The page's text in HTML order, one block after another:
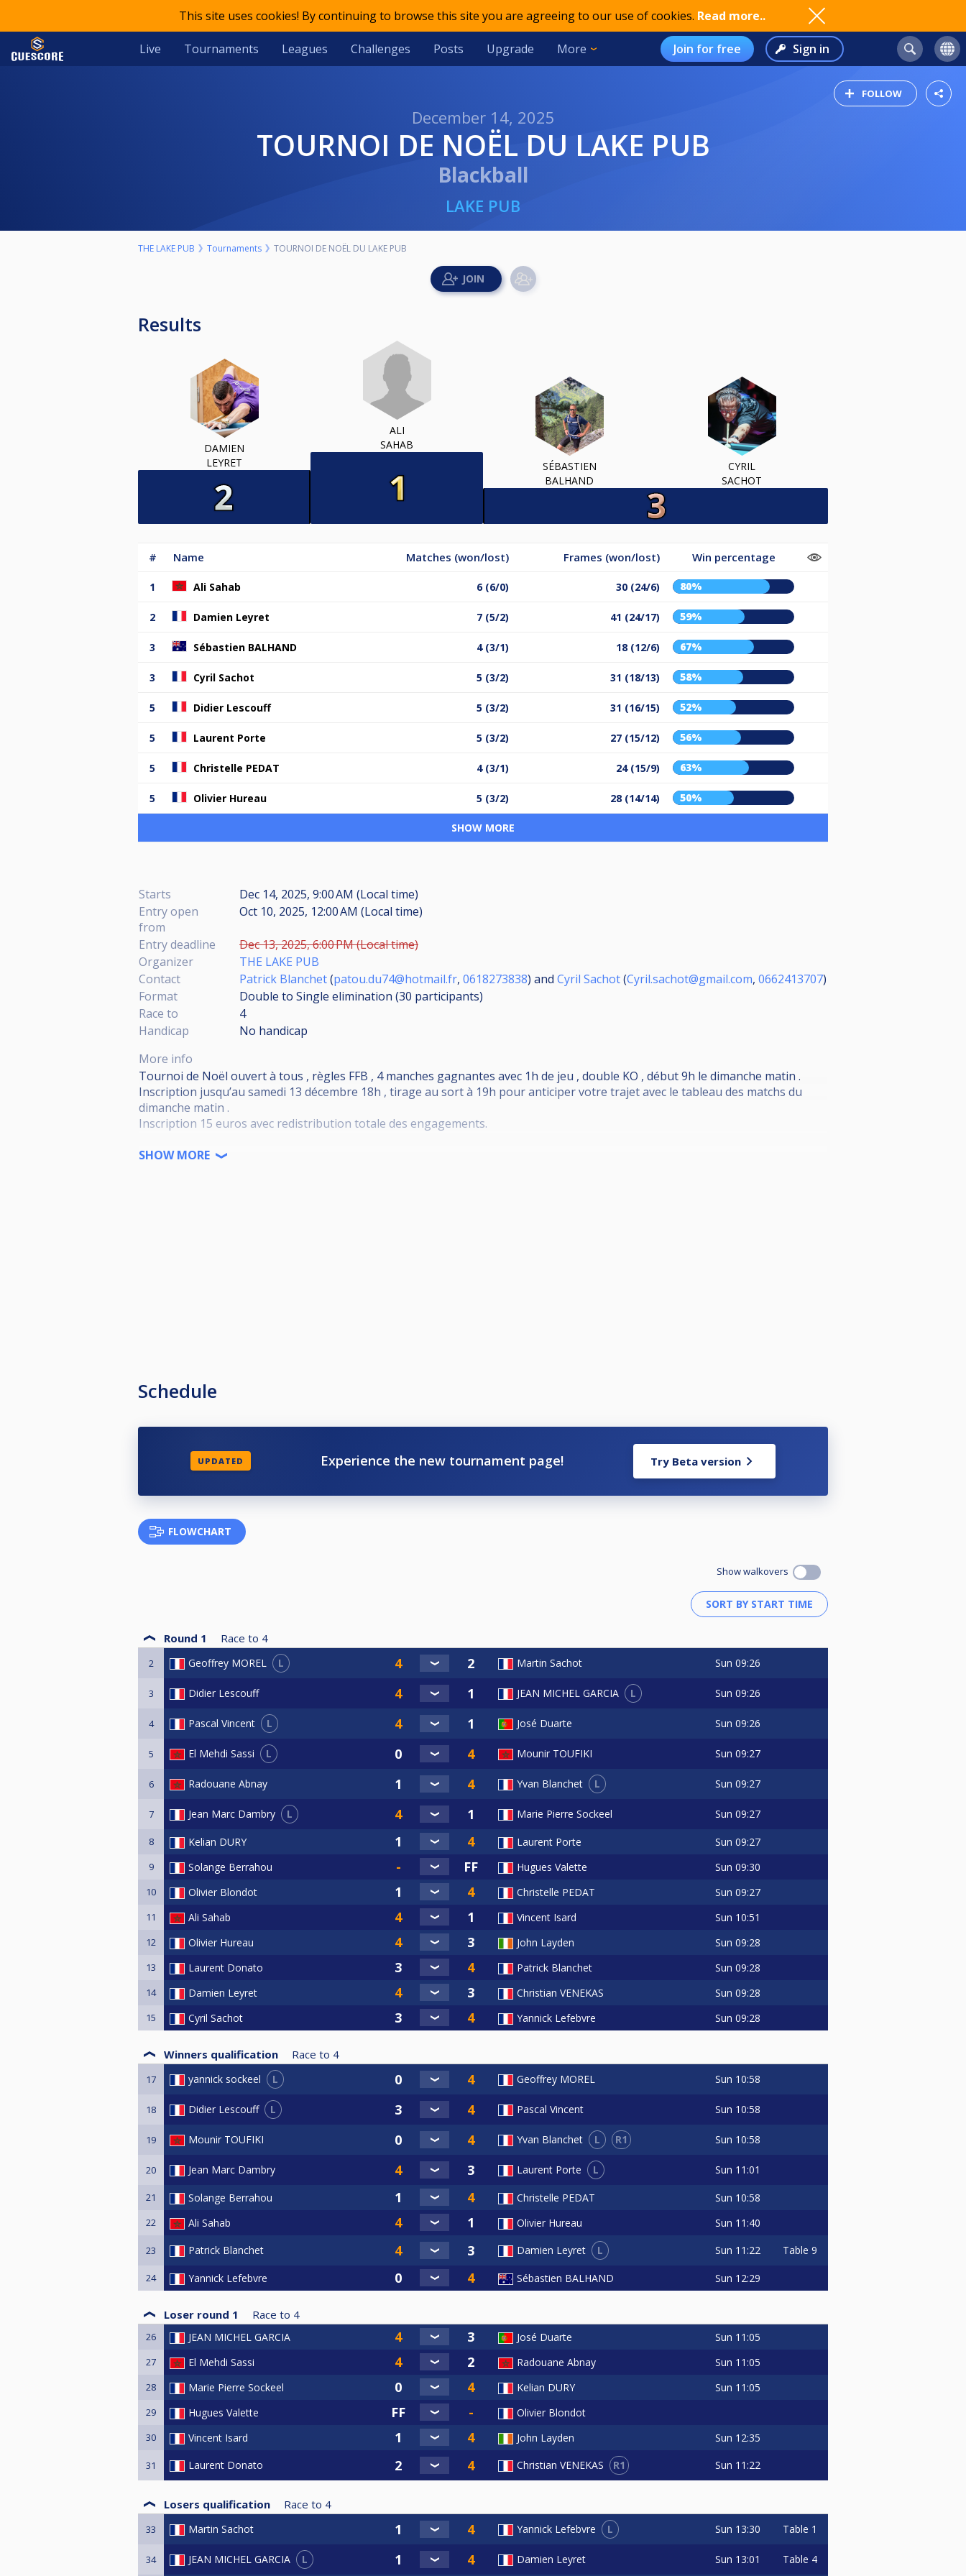
This site uses cookies! By continuing to browse this site you are agreeing to our use of cookies. Read more..
Live Tournaments Leagues Challenges Posts Upgrade More Join for free Sign in
FOLLOW
December 14, 2025
TOURNOI DE NOËL DU LAKE PUB
Blackball
LAKE PUB
THE LAKE PUB Tournaments TOURNOI DE NOËL DU LAKE PUB
Results
DAMIEN
LEYRET
ALI
SAHAB
SÉBASTIEN
BALHAND
CYRIL
SACHOT
# Name Matches (won/lost) Frames (won/lost) Win percentage
1 Ali Sahab 6 (6/0) 30 (24/6) 80%
2 Damien Leyret 7 (5/2) 41 (24/17) 59%
3 Sébastien BALHAND 4 (3/1) 18 (12/6) 67%
3 Cyril Sachot 5 (3/2) 31 (18/13) 58%
5 Didier Lescouff 5 (3/2) 31 (16/15) 52%
5 Laurent Porte 5 (3/2) 27 (15/12) 56%
5 Christelle PEDAT 4 (3/1) 24 (15/9) 63%
5 Olivier Hureau 5 (3/2) 28 (14/14) 50%
SHOW MORE
Starts
Dec 14, 2025, 9:00 AM (Local time)
Entry open
from
Oct 10, 2025, 12:00 AM (Local time)
Entry deadline
Dec 13, 2025, 6:00 PM (Local time)
Organizer
THE LAKE PUB
Contact
Patrick Blanchet(patou.du74@hotmail.fr, 0618273838) and Cyril Sachot(Cyril.sachot@gmail.com, 0662413707)
Format
Double to Single elimination (30 participants)
Race to
4
Handicap
No handicap
More info
Tournoi de Noël ouvert à tous , règles FFB , 4 manches gagnantes avec 1h de jeu , double KO , début 9h le dimanche matin .
Inscription jusqu’au samedi 13 décembre 18h , tirage au sort à 19h pour anticiper votre trajet avec le tableau des matchs du
dimanche matin .
Inscription 15 euros avec redistribution totale des engagements.
Bar et restauration sur place.
SHOW MORE
Schedule
UPDATED Experience the new tournament page! Try Beta version
FLOWCHART
Show walkovers
Round 1 Race to 4
2 Geoffrey MOREL L Martin Sachot Sun 09:26
3 Didier Lescouff JEAN MICHEL GARCIA L Sun 09:26
4 Pascal Vincent L José Duarte Sun 09:26
5 El Mehdi Sassi L Mounir TOUFIKI Sun 09:27
6 Radouane Abnay Yvan Blanchet L Sun 09:27
7 Jean Marc Dambry L Marie Pierre Sockeel Sun 09:27
8 Kelian DURY Laurent Porte Sun 09:27
9 Solange Berrahou Hugues Valette Sun 09:30
10 Olivier Blondot Christelle PEDAT Sun 09:27
11 Ali Sahab Vincent Isard Sun 10:51
12 Olivier Hureau John Layden Sun 09:28
13 Laurent Donato Patrick Blanchet Sun 09:28
14 Damien Leyret Christian VENEKAS Sun 09:28
15 Cyril Sachot Yannick Lefebvre Sun 09:28
Winners qualification Race to 4
17 yannick sockeel L Geoffrey MOREL Sun 10:58
18 Didier Lescouff L Pascal Vincent Sun 10:58
19 Mounir TOUFIKI Yvan Blanchet L R1 Sun 10:58
20 Jean Marc Dambry Laurent Porte L Sun 11:01
21 Solange Berrahou Christelle PEDAT Sun 10:58
22 Ali Sahab Olivier Hureau Sun 11:40
23 Patrick Blanchet Damien Leyret L Sun 11:22 Table 9
24 Yannick Lefebvre Sébastien BALHAND Sun 12:29
Loser round 1 Race to 4
26 JEAN MICHEL GARCIA José Duarte Sun 11:05
27 El Mehdi Sassi Radouane Abnay Sun 11:05
28 Marie Pierre Sockeel Kelian DURY Sun 11:05
29 Hugues Valette Olivier Blondot
30 Vincent Isard John Layden Sun 12:35
31 Laurent Donato Christian VENEKAS R1 Sun 11:22
Losers qualification Race to 4
33 Martin Sachot Yannick Lefebvre L Sun 13:30 Table 1
34 JEAN MICHEL GARCIA L Damien Leyret Sun 13:01 Table 4